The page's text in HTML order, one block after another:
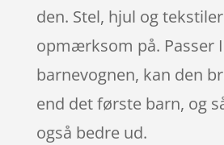
den. Stel, hjul og
opmærksom på. Passer
barnevognen, kan den
end det første barn, og
også bedre ud.